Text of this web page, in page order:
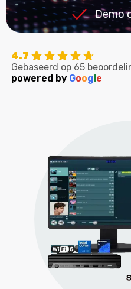
Demo
4.7
Gebaseerd op 65
powered by Google